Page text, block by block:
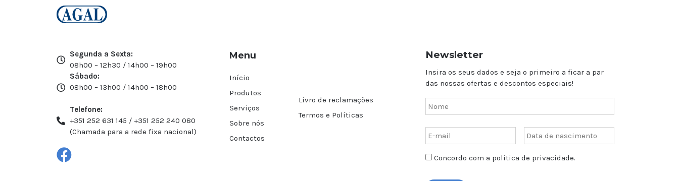
Segunda a Sexta:
08h00 – 12h30 / 14h00 – 19h00
Sábado:
08h00 – 13h00 / 14h00 – 18h00
Telefone:
+351 252 631 145 / +351 252 240 080
(Chamada para a rede fixa nacional)
Menu
Início
Produtos
Serviços
Sobre nós
Contactos
Livro de reclamações
Termos e Políticas
Newsletter
Insira os seus dados e seja o primeiro a ficar a par
das nossas ofertas e descontos especiais!
Concordo com a política de privacidade.